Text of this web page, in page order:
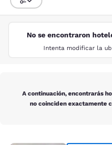
Ordenar y filtrar
No se encontraron
Intenta modificar la
A continuación, encontrarás
no coinciden exactamente